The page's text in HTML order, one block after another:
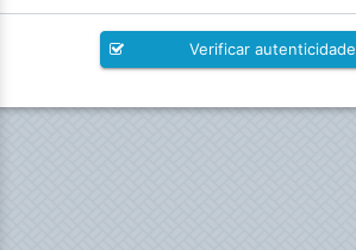
Verificar autenticidade